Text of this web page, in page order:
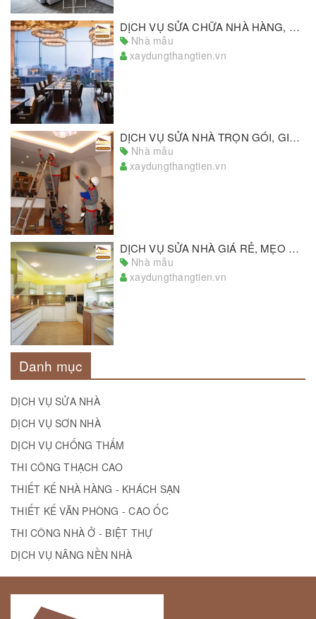
DỊCH VỤ SỬA CHỮA NHÀ HÀNG, KHÁCH SẠN GIÁ RẺ, SỐ 1 TPHCM
Nhà mẫu
xaydungthangtien.vn
DỊCH VỤ SỬA NHÀ TRỌN GÓI, GIẢI PHÁP SỬA NHÀ UY TÍN, HOÀN HẢO
Nhà mẫu
xaydungthangtien.vn
DỊCH VỤ SỬA NHÀ GIÁ RẺ, MẸO HAY SỬA NHÀ TIẾT KIỆM CHI PHÍ
Nhà mẫu
xaydungthangtien.vn
Danh mục
DỊCH VỤ SỬA NHÀ
DỊCH VỤ SƠN NHÀ
DỊCH VỤ CHỐNG THẤM
THI CÔNG THẠCH CAO
THIẾT KẾ NHÀ HÀNG - KHÁCH SẠN
THIẾT KẾ VĂN PHÒNG - CAO ỐC
THI CÔNG NHÀ Ở - BIỆT THỰ
DỊCH VỤ NÂNG NỀN NHÀ